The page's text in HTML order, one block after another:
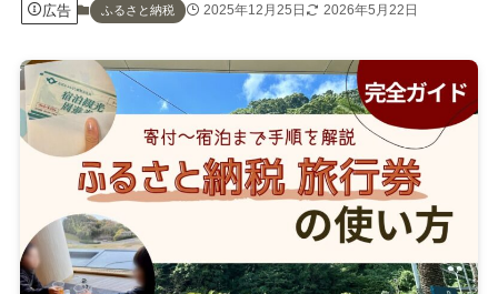
広告 ふるさと納税 2025年12月25日 2026年5月22日